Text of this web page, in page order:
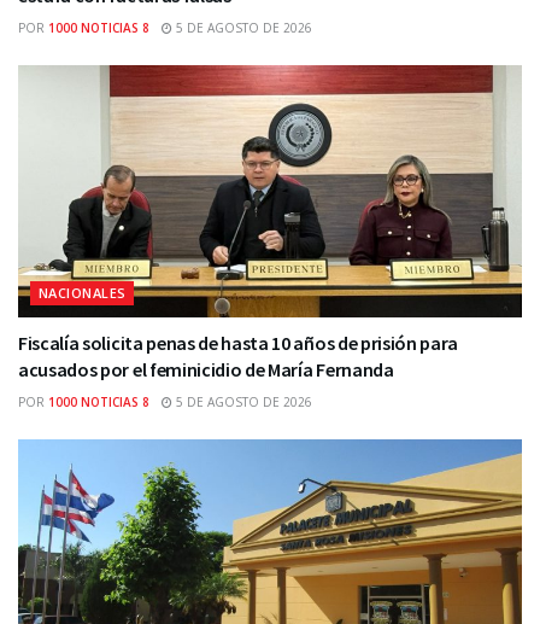
POR 1000 NOTICIAS 8 5 DE AGOSTO DE 2026
NACIONALES
Fiscalía solicita penas de hasta 10 años de prisión para
acusados por el feminicidio de María Fernanda
POR 1000 NOTICIAS 8 5 DE AGOSTO DE 2026